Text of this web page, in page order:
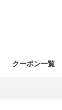
クーポン一覧